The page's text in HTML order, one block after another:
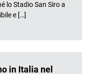
lo Stadio San Siro a
e […]
in Italia nel